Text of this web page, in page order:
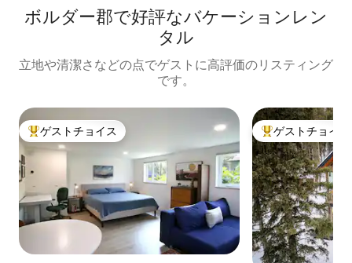
ボルダー郡で好評なバケーションレン
タル
立地や清潔さなどの点でゲストに高評価のリスティング
です。
大好評のゲストチョイスです。
ゲストチョイス 大好評のゲスト
ゲストチョイス